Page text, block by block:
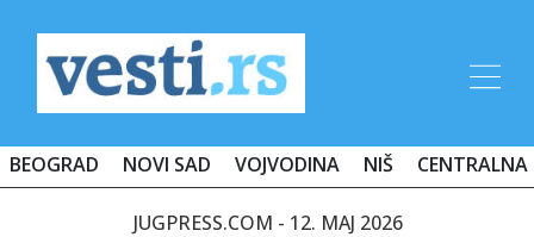
BEOGRAD NOVI SAD VOJVODINA NIŠ CENTRALNA
JUGPRESS.COM - 12. MAJ 2026